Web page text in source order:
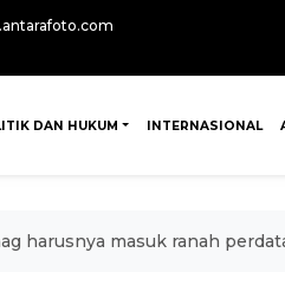
DAN HUKUM INTERNASIONAL
harusnya masuk ranah